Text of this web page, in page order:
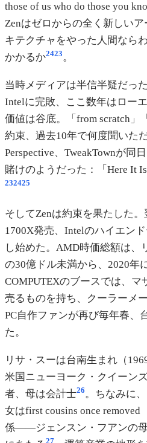
those of us who do those you
Zenはゼロからの全く新しい
キテクチャをやった人間なら
かかるか2423。
当時メディアは半信半疑だっ
Intelに完敗、ここ数年はロー
価値は谷底。「from scratch」
約束、過去10年で何度聞いた
Perspective、TweakTownが同
賭けのようだった：「Here It
232425
そしてZenは約束を果たした。
1700X発売、Intelのハイエン
し始めた。AMD時価総額は、
の30億ドル未満から、2020年
COMPUTEXのブースでは、
売るものを持ち、クーラーメ
PC自作ファンが再び毎年春、
た。
リサ・スーは台南生まれ（
米国ニューヨーク・クイーン
者、母は会計士26。ちなみに
女はfirst cousins once
係——ジェンスン・フアンの